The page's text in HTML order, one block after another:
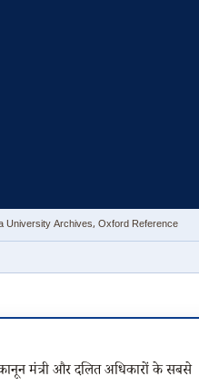
University Archives, Oxford Reference
मंत्री और दलित अधिकारों के सबसे